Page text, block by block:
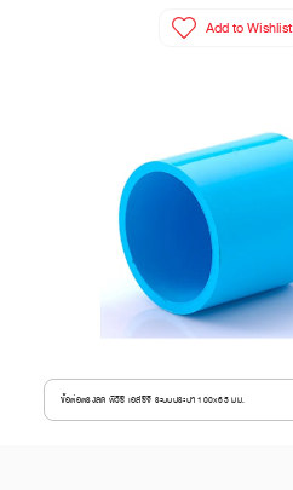
Add to Wishlist
ข้อต่อตรงลด พีวีซี เอสซีจี ระบบประปา 100x65 มม.